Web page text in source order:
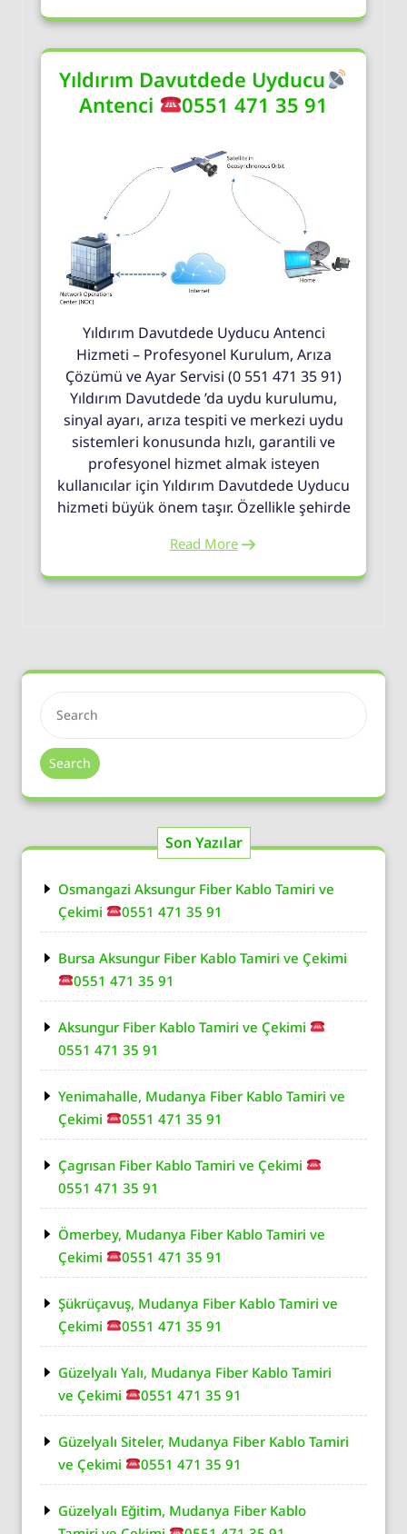
Yıldırım Davutdede Uyducu
Antenci
0551 471 35 91
Yıldırım Davutdede Uyducu Antenci
Hizmeti – Profesyonel Kurulum, Arıza
Çözümü ve Ayar Servisi (0 551 471 35 91)
Yıldırım Davutdede ’da uydu kurulumu,
sinyal ayarı, arıza tespiti ve merkezi uydu
sistemleri konusunda hızlı, garantili ve
profesyonel hizmet almak isteyen
kullanıcılar için Yıldırım Davutdede Uyducu
hizmeti büyük önem taşır. Özellikle şehirde
Read More
Search
Son Yazılar
Osmangazi Aksungur Fiber Kablo Tamiri ve
Çekimi
0551 471 35 91
Bursa Aksungur Fiber Kablo Tamiri ve Çekimi
0551 471 35 91
Aksungur Fiber Kablo Tamiri ve Çekimi
0551 471 35 91
Yenimahalle, Mudanya Fiber Kablo Tamiri ve
Çekimi
0551 471 35 91
Çagrısan Fiber Kablo Tamiri ve Çekimi
0551 471 35 91
Ömerbey, Mudanya Fiber Kablo Tamiri ve
Çekimi
0551 471 35 91
Şükrüçavuş, Mudanya Fiber Kablo Tamiri ve
Çekimi
0551 471 35 91
Güzelyalı Yalı, Mudanya Fiber Kablo Tamiri
ve Çekimi
0551 471 35 91
Güzelyalı Siteler, Mudanya Fiber Kablo Tamiri
ve Çekimi
0551 471 35 91
Güzelyalı Eğitim, Mudanya Fiber Kablo